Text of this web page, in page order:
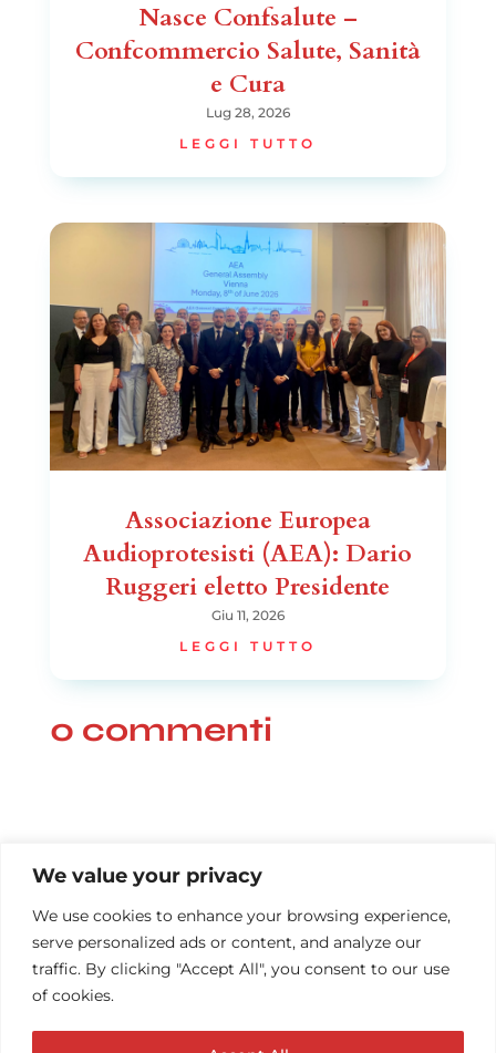
We value your privacy
We use cookies to enhance your browsing experience,
serve personalized ads or content, and analyze our
traffic. By clicking "Accept All", you consent to our use
of cookies.
Nasce Confsalute –
Confcommercio Salute, Sanità
e Cura
Lug 28, 2026
LEGGI TUTTO
Associazione Europea
Audioprotesisti (AEA): Dario
Ruggeri eletto Presidente
Giu 11, 2026
LEGGI TUTTO
0 commenti